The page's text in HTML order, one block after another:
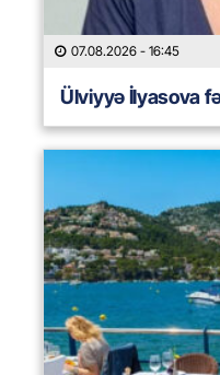
07.08.2026 - 16:45
Ülviyyə İlyasova